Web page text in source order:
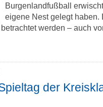
Burgenlandfußball
eigene Nest gelegt haben.
werden – auch
der